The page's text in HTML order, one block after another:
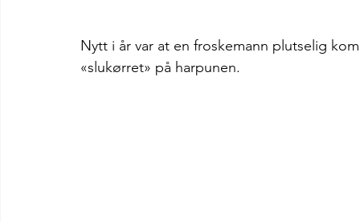
Nytt i år var at en froskemann plutselig
«slukørret» på harpunen.